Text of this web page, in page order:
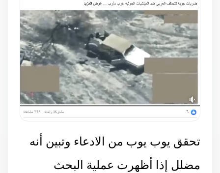
تحقق يوب يوب من الادعاء وتبين أنه
مضلل إذا أظهرت عملية البحث